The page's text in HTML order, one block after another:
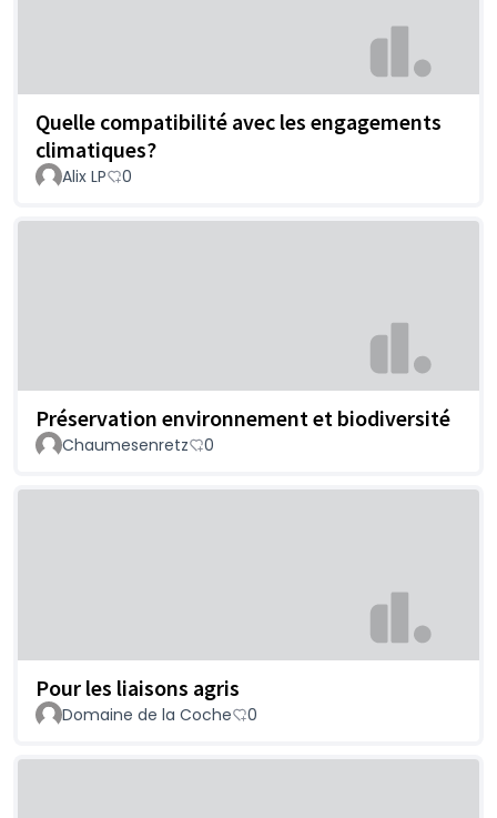
Quelle compatibilité avec les engagements
climatiques?
Alix LP 0
Préservation environnement et biodiversité
Chaumesenretz 0
Pour les liaisons agris
Domaine de la Coche 0